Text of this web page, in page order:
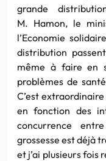
grande
M. Hamon, le
l’Economie
distribution
même à faire en
problèmes de
C’est
en fonction des
concurrence
grossesse est déjà
et j’ai plusieurs fois